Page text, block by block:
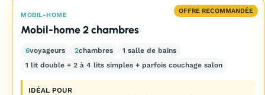
OFFRE RECOMMANDÉE
MOBIL-HOME
Mobil-home 2 chambres
6voyageurs 2chambres
1 salle de bains
1 lit double + 2 à 4 lits simples + parfois couchage salon
IDÉAL POUR